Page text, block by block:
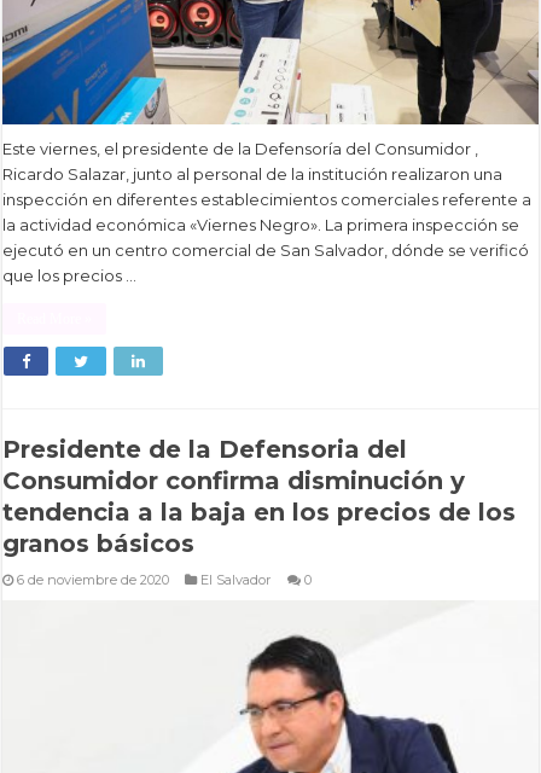
Este viernes, el presidente de la Defensoría del Consumidor ,
Ricardo Salazar, junto al personal de la institución realizaron una
inspección en diferentes establecimientos comerciales referente a
la actividad económica «Viernes Negro». La primera inspección se
ejecutó en un centro comercial de San Salvador, dónde se verificó
que los precios …
Presidente de la Defensoria del
Consumidor confirma disminución y
tendencia a la baja en los precios de los
granos básicos
6 de noviembre de 2020 El Salvador 0